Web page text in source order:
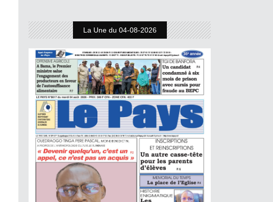
La Une du 04-08-2026